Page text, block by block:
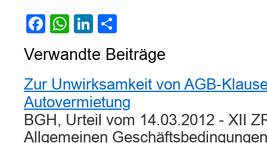
Facebook
WhatsApp
LinkedIn
Verwandte Beiträge
Zur Unwirksamkeit von AGB-
Autovermietung
BGH, Urteil vom 14.03.2012 - XII
Allgemeinen